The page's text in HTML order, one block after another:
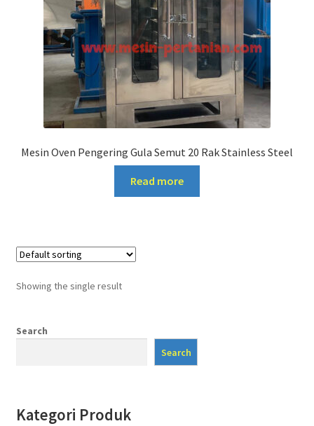
Mesin Oven Pengering Gula Semut 20 Rak Stainless Steel
Read more
Showing the single result
Search
Search
Kategori Produk